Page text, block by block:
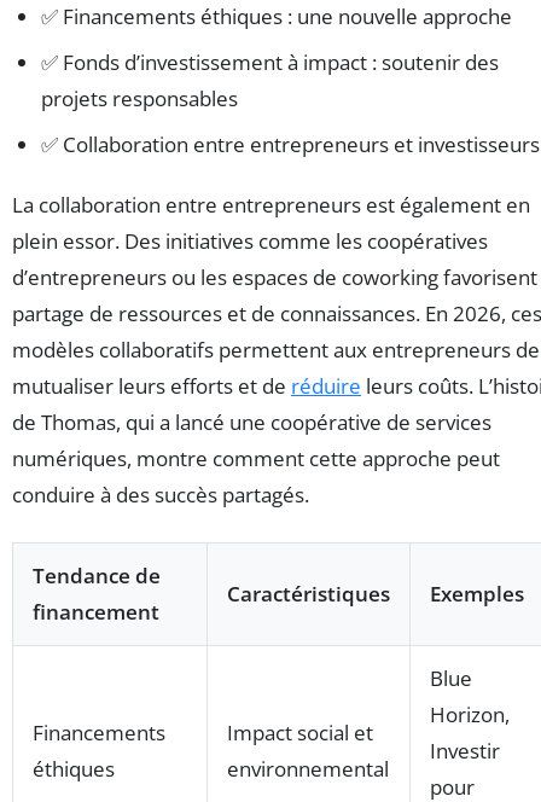
✅ Financements éthiques : une nouvelle approche
✅ Fonds d’investissement à impact : soutenir des
projets responsables
✅ Collaboration entre entrepreneurs et investisseurs
La collaboration entre entrepreneurs est également en
plein essor. Des initiatives comme les coopératives
d’entrepreneurs ou les espaces de coworking
partage de ressources et de connaissances. En 2026, ces
modèles collaboratifs permettent aux entrepreneurs de
mutualiser leurs efforts et de réduire leurs coûts.
de Thomas, qui a lancé une coopérative de services
numériques, montre comment cette approche peut
conduire à des succès partagés.
Tendance de
financement
Caractéristiques Exemples
Financements
éthiques
Impact social et
environnemental
Blue
Horizon,
Investir
pour